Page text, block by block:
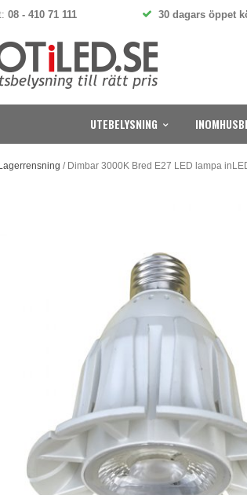
08 - 410 71 111 30 dagars öppet
UTEBELYSNING
Lagerrensning / Dimbar 3000K Bred E27 LED lampa